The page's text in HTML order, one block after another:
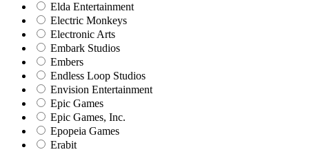
Elda Entertainment
Electric Monkeys
Electronic Arts
Embark Studios
Embers
Endless Loop Studios
Envision Entertainment
Epic Games
Epic Games, Inc.
Epopeia Games
Erabit